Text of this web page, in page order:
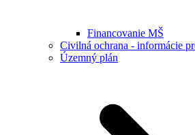
Financovanie MŠ
Civilná ochrana - informácie
Územný plán